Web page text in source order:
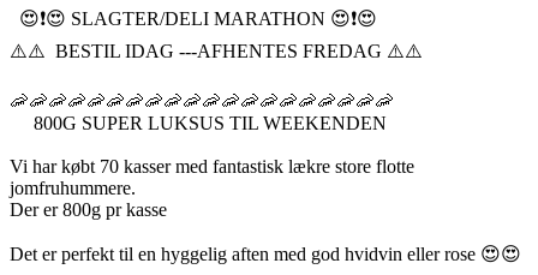
😍❗️😍 SLAGTER/DELI MARATHON 😍❗️😍
⚠️⚠️ BESTIL IDAG ---AFHENTES FREDAG ⚠️⚠️
🦐🦐🦐🦐🦐🦐🦐🦐🦐🦐🦐🦐🦐🦐🦐🦐🦐🦐🦐🦐
800G SUPER LUKSUS TIL WEEKENDEN
Vi har købt 70 kasser med fantastisk lækre store flotte
jomfruhummere.
Der er 800g pr kasse
Det er perfekt til en hyggelig aften med god hvidvin eller rose 😍😍